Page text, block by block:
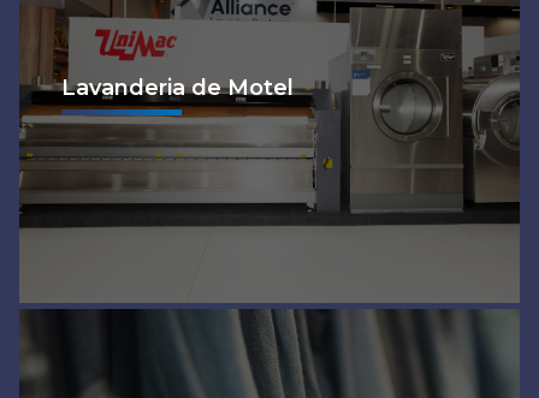
Lavanderia de Motel
Ver mais